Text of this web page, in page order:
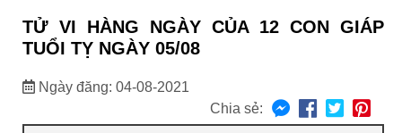
TỬ VI HÀNG NGÀY CỦA 12 CON GIÁP
TUỔI TỴ NGÀY 05/08
Ngày đăng: 04-08-2021
Chia sẻ: